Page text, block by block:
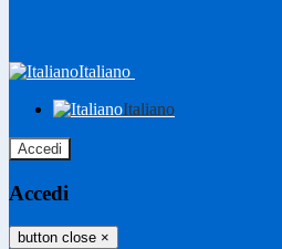
Italiano
Italiano
Accedi
Accedi
button close ×